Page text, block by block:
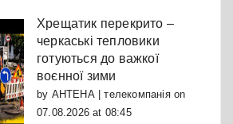
Хрещатик перекрито –
черкаські тепловики
готуються до важкої
воєнної зими
by АНТЕНА | телекомпаніяon
07.08.2026 at 08:45